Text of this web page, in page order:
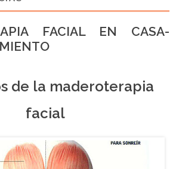
FACIAL EN CASA-
de la maderoterapia
facial